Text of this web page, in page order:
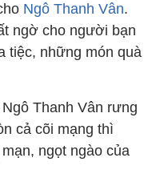
Ngô Thanh Vân.
ngờ cho người bạn
tiệc, những món quà
Thanh Vân rưng
cả cõi mạng thì
ngọt ngào của